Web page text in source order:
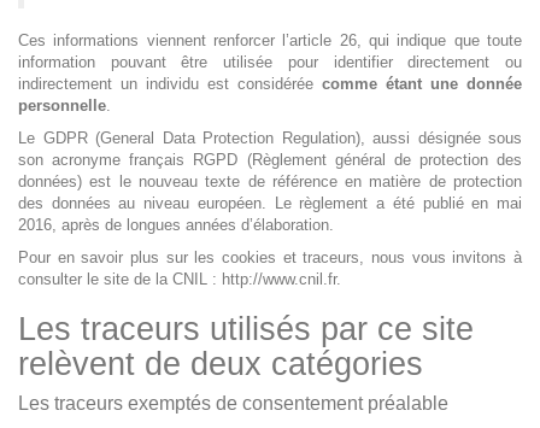
Ces informations viennent renforcer l’article 26, qui indique que toute
information pouvant être utilisée pour identifier directement ou
indirectement un individu est considérée comme étant une donnée
personnelle
Le GDPR (General Data Protection Regulation), aussi désignée sous
son acronyme français RGPD (Règlement général de protection des
données) est le nouveau texte de référence en matière de protection
des données au niveau européen. Le règlement a été publié en mai
2016, après de longues années d’élaboration.
Pour en savoir plus sur les cookies et traceurs, nous vous invitons à
consulter le site de la CNIL : http://www.cnil.fr.
Les traceurs utilisés par ce site
relèvent de deux catégories
Les traceurs exemptés de consentement préalable